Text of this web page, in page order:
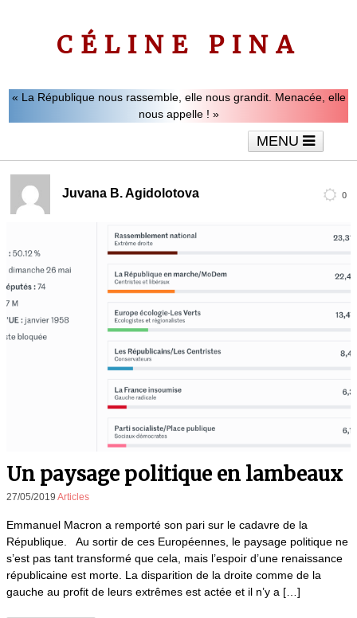
CÉLINE PINA
« La République nous rassemble, elle nous grandit. Menacée, elle
nous appelle ! »
MENU
Interviews Vidéos Articles
Juvana B. Agidolotova 0
Un paysage politique en lambeaux
27/05/2019 Articles
Emmanuel Macron a remporté son pari sur le cadavre de la
République. Au sortir de ces Européennes, le paysage politique ne
s’est pas tant transformé que cela, mais l’espoir d’une renaissance
républicaine est morte. La disparition de la droite comme de la
gauche au profit de leurs extrêmes est actée et il n’y a […]